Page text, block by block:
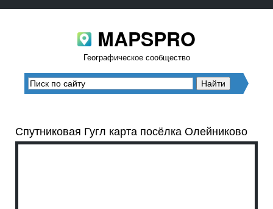
MAPSPRO
Географическое сообщество
Спутниковая Гугл карта посёлка Олейниково